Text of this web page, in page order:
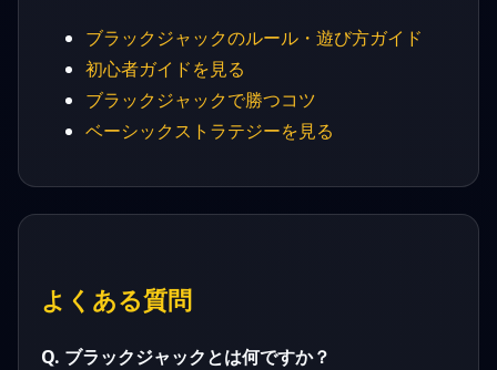
ブラックジャックのルール・遊び方ガイド
初心者ガイドを見る
ブラックジャックで勝つコツ
ベーシックストラテジーを見る
よくある質問
Q. ブラックジャックとは何ですか？